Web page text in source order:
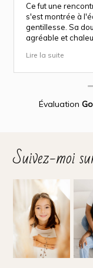
Ce fut une
s'est montrée à
gentillesse. Sa
agréable et
(grossesse et
Encore merci
Lire la suite
Évaluation
Suivez-moi